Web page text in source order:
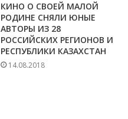
КИНО О СВОЕЙ МАЛОЙ
РОДИНЕ СНЯЛИ ЮНЫЕ
АВТОРЫ ИЗ 28
РОССИЙСКИХ РЕГИОНОВ И
РЕСПУБЛИКИ КАЗАХСТАН
14.08.2018